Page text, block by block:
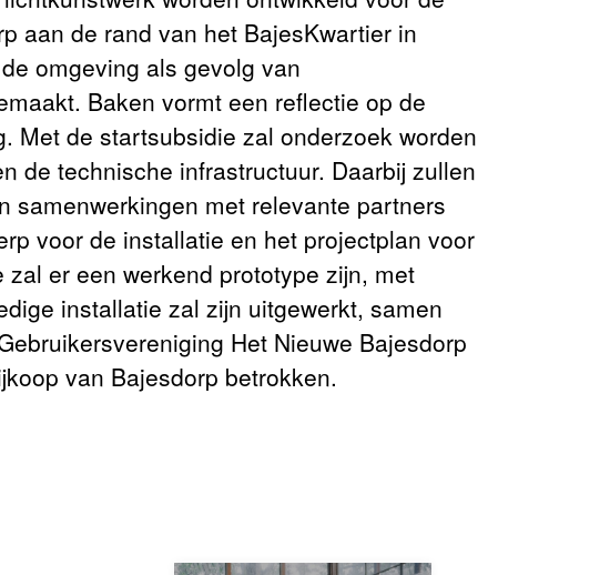
aan de rand van het BajesKwartier in
omgeving als gevolg van
Baken vormt een reflectie op de
Met de startsubsidie zal onderzoek worden
de technische infrastructuur. Daarbij zullen
samenwerkingen met relevante partners
voor de installatie en het projectplan voor
er een werkend prototype zijn, met
installatie zal zijn uitgewerkt, samen
Het Nieuwe Bajesdorp
van Bajesdorp betrokken.